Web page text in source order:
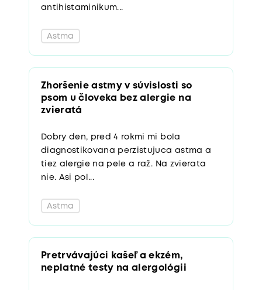
antihistaminikum...
Astma
Zhoršenie astmy v súvislosti so
psom u človeka bez alergie na
zvieratá
Dobry den, pred 4 rokmi mi bola
diagnostikovana perzistujuca astma a
tiez alergie na pele a raž. Na zvierata
nie. Asi pol...
Astma
Pretrvávajúci kašeľ a ekzém,
neplatné testy na alergológii